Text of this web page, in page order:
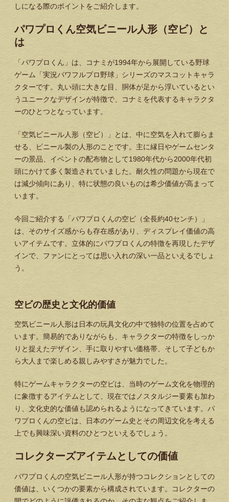
しになる際のポイントをご紹介します。
パワプロくん空気ビニール人形（空ビ）と
は
「パワプロくん」は、コナミが1994年から展開している野球
ゲーム「実況パワフルプロ野球」シリーズのマスコットキャラ
クターです。丸い頭に大きな目、胴体が足から浮いているとい
うユニークなデザインが特徴で、コナミを代表するキャラクタ
ーのひとつとなっています。
「空気ビニール人形（空ビ）」とは、中に空気を入れて膨らま
せる、ビニール製の人形のことです。主に縁日やゲームセンタ
ーの景品、イベントの配布物として1980年代から2000年代初
頭にかけて多く製造されていました。耐久性の問題から現在で
は減少傾向にあり、特に状態の良いものは希少価値が高まって
います。
今回ご紹介する「パワプロくんの空ビ（全長約40センチ）」
は、そのサイズ感からも存在感があり、ディスプレイ価値の高
いアイテムです。立体的にパワプロくんの特徴を再現したデザ
インで、ファンにとっては思い入れの深い一品といえるでしょ
う。
空ビの歴史と文化的価値
空気ビニール人形は日本の玩具文化の中で独特の位置を占めて
います。簡易的でありながらも、キャラクターの特徴をしっか
りと捉えたデザイン、手に取りやすい価格帯、そして子どもか
ら大人まで楽しめる親しみやすさが魅力でした。
特にゲームキャラクターの空ビは、当時のゲーム文化を物理的
に象徴するアイテムとして、現在ではノスタルジー要素も加わ
り、文化史的な価値も認められるようになってきています。パ
ワプロくんの空ビは、日本のゲーム史とその周辺文化を考える
上でも興味深い資料のひとつといえるでしょう。
コレクターズアイテムとしての価値
パワプロくんの空気ビニール人形が持つコレクションとしての
価値は、いくつかの要素から構成されています。コレクターの